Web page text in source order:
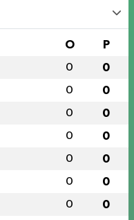
O P
0 0
0 0
0 0
0 0
0 0
0 0
0 0